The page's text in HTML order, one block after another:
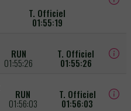
T. Officiel
01:55:19
RUN
01:55:26
T. Officiel
01:55:26
RUN
01:56:03
T. Officiel
01:56:03